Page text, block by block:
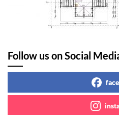
Follow us on Social